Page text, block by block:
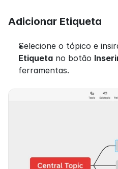
Adicionar Etiqueta
Etiqueta no botão
ferramentas.